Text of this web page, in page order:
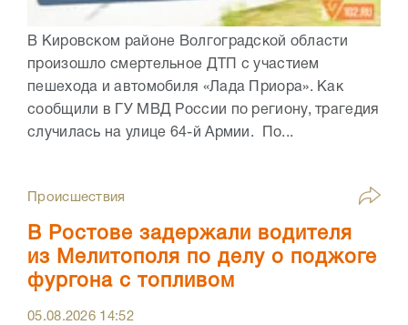
В Кировском районе Волгоградской области
произошло смертельное ДТП с участием
пешехода и автомобиля «Лада Приора». Как
сообщили в ГУ МВД России по региону, трагедия
случилась на улице 64-й Армии. По...
Происшествия
В Ростове задержали водителя
из Мелитополя по делу о поджоге
фургона с топливом
05.08.2026 14:52